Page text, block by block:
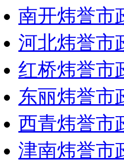
南开炜誉市
河北炜誉市
红桥炜誉市
东丽炜誉市
西青炜誉市
津南炜誉市